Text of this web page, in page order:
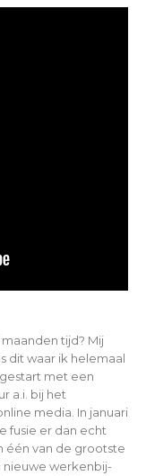
tijd? Mij
dit waar ik helemaal
gestart met een
a.i. bij het
media. In januari
fusie er dan echt
één van de grootste
nieuwe werkenbij-